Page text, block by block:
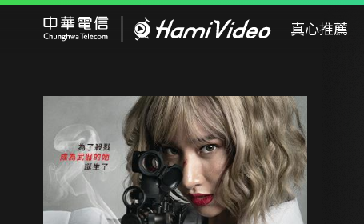
真心推薦